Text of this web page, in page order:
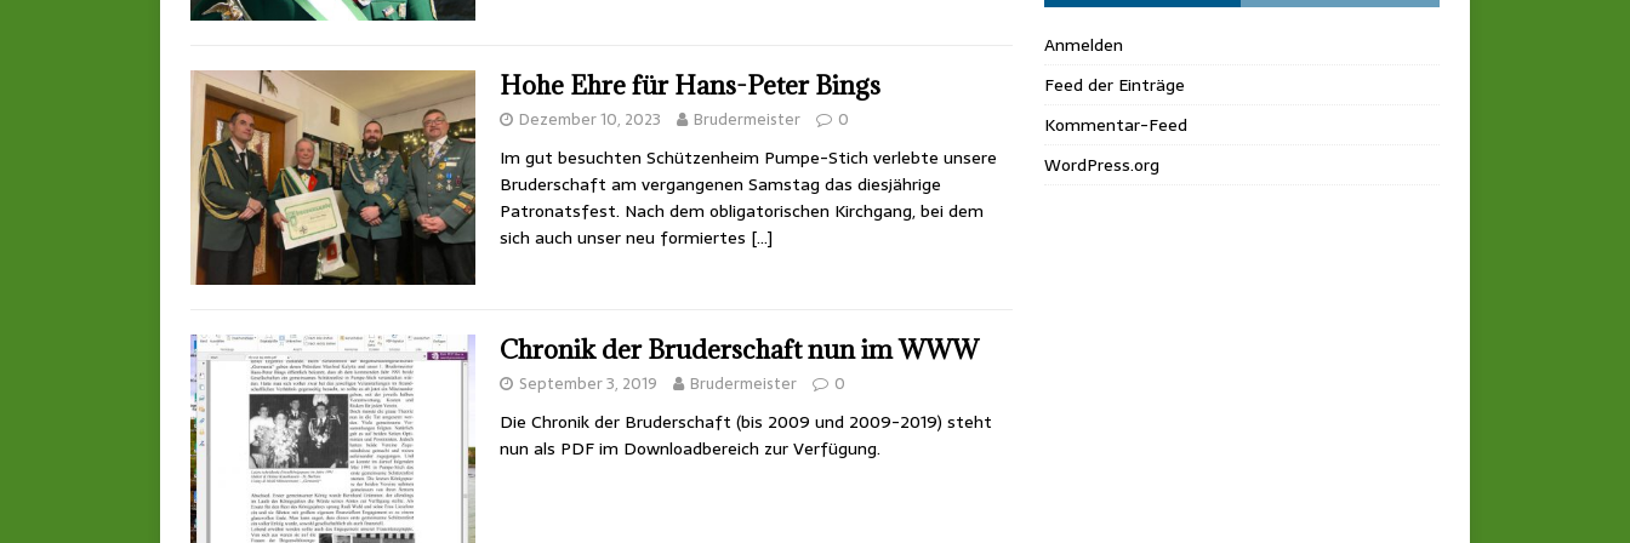
Hohe Ehre für Hans-Peter Bings
Dezember 10, 2023 Brudermeister 0
Im gut besuchten Schützenheim Pumpe-Stich verlebte unsere
Bruderschaft am vergangenen Samstag das diesjährige
Patronatsfest. Nach dem obligatorischen Kirchgang, bei dem
sich auch unser neu formiertes […]
Chronik der Bruderschaft nun im WWW
September 3, 2019 Brudermeister 0
Die Chronik der Bruderschaft (bis 2009 und 2009-2019) steht
nun als PDF im Downloadbereich zur Verfügung.
Anmelden
Feed der Einträge
Kommentar-Feed
WordPress.org